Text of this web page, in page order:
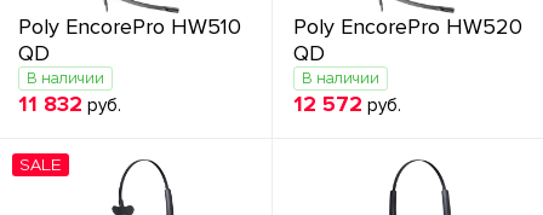
Poly EncorePro HW510
QD
В наличии
11 832 руб.
Poly EncorePro HW520
QD
В наличии
12 572 руб.
SALE